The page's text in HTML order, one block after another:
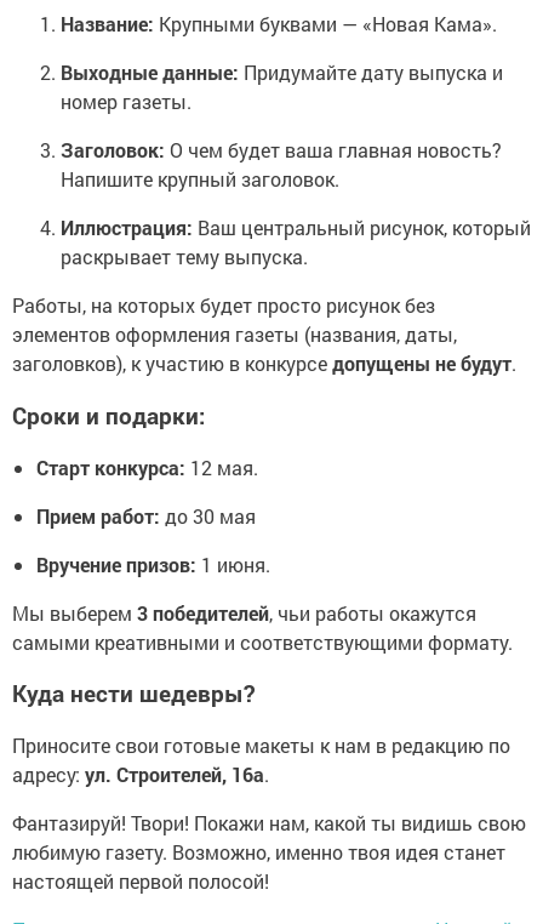
Название: Крупными буквами — «Новая Кама».
Выходные данные: Придумайте дату выпуска и
номер газеты.
Заголовок: О чем будет ваша главная новость?
Напишите крупный заголовок.
Иллюстрация: Ваш центральный рисунок, который
раскрывает тему выпуска.
Работы, на которых будет просто рисунок без
элементов оформления газеты (названия, даты,
заголовков), к участию в конкурседопущены не будут.
Сроки и подарки:
Старт конкурса: 12 мая.
Прием работ: до 30 мая
Вручение призов: 1 июня.
Мы выберем 3 победителей, чьи работы окажутся
самыми креативными и соответствующими формату.
Куда нести шедевры?
Приносите свои готовые макеты к нам в редакцию по
адресу: ул. Строителей, 16а.
Фантазируй! Твори! Покажи нам, какой ты видишь свою
любимую газету. Возможно, именно твоя идея станет
настоящей первой полосой!